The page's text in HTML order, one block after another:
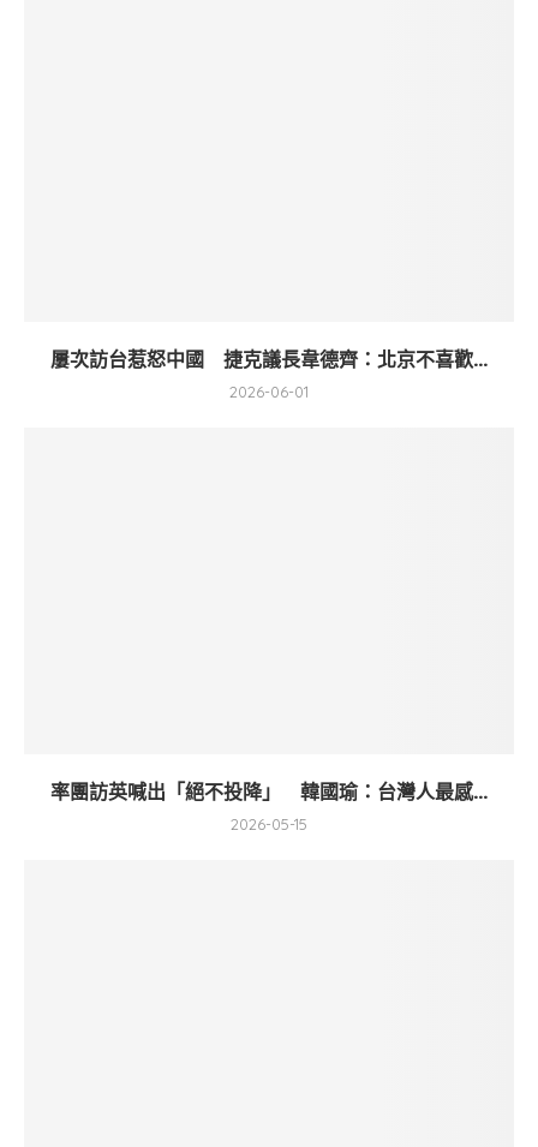
屢次訪台惹怒中國 捷克議長韋德齊：北京不喜歡...
2026-06-01
率團訪英喊出「絕不投降」 韓國瑜：台灣人最感...
2026-05-15